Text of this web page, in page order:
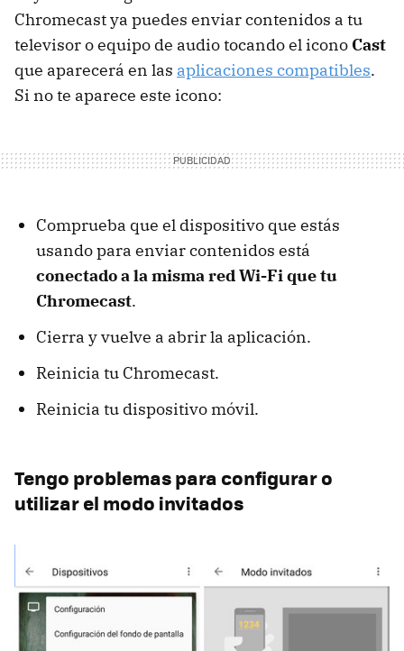
Chromecast ya puedes enviar contenidos a tu
televisor o equipo de audio tocando el icono Cast
que aparecerá en las aplicaciones compatibles.
Si no te aparece este icono:
Comprueba que el dispositivo que estás
usando para enviar contenidos está
conectado a la misma red Wi-Fi que tu
Chromecast.
Cierra y vuelve a abrir la aplicación.
Reinicia tu Chromecast.
Reinicia tu dispositivo móvil.
Tengo problemas para configurar o
utilizar el modo invitados